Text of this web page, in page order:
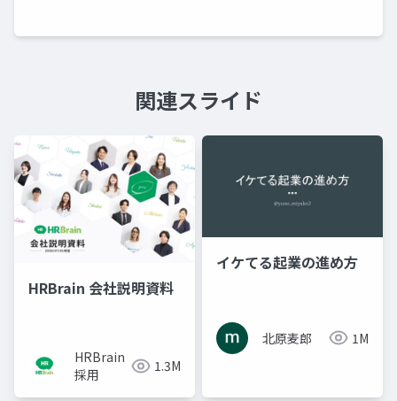
関連スライド
HRBrain 会社説明資料
HRBrain
採用
1.3M
イケてる起業の進め方
北原麦郎 1M